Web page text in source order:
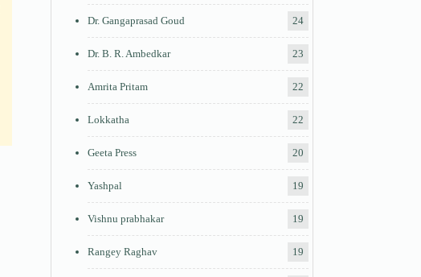
Dr. Gangaprasad Goud 24
Dr. B. R. Ambedkar 23
Amrita Pritam 22
Lokkatha 22
Geeta Press 20
Yashpal 19
Vishnu prabhakar 19
Rangey Raghav 19